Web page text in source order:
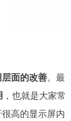
面的改善。最
，也就是大家常
很高的显示屏内